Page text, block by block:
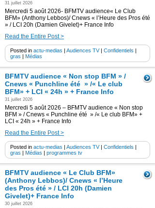
31 juillet 2026
Mercredi 5 août 2026- BFMTV audience« Le Club
BFM» (Anthony Lebbos)/ Cnews « l’Heure des Pros été
» / LCI 20h (Damien Givelet)+ France Info
Read the Entire Post >
Posted in actu-medias | Audiences TV| Confidentiels |
gras | Médias
BFMTV audience « Non stop BFM » /
Cnews « Punchline été » /« Le club
BFM» + LCI « 24h » + France Info
31 juillet 2026
Mercredi 5 août 2026 – BFMTV audience « Non stop
BFM » / Cnews « Punchline été » /« Le club BFM» +
LCI « 24h » + France Info
Read the Entire Post >
Posted in actu-medias | Audiences TV| Confidentiels |
gras | Médias | programmes tv
BFMTV audience « Le Club BFM»
(Anthony Lebbos)/ Cnews « l’Heure
des Pros été » / LCI 20h (Damien
Givelet)+ France Info
30 juillet 2026